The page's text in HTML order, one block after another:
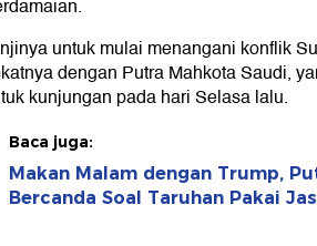
untuk mulai menangani konflik
dengan Putra Mahkota Saudi,
kunjungan pada hari Selasa lalu.
Baca juga:
Makan Malam dengan Trump,
Bercanda Soal Taruhan Pakai Jas